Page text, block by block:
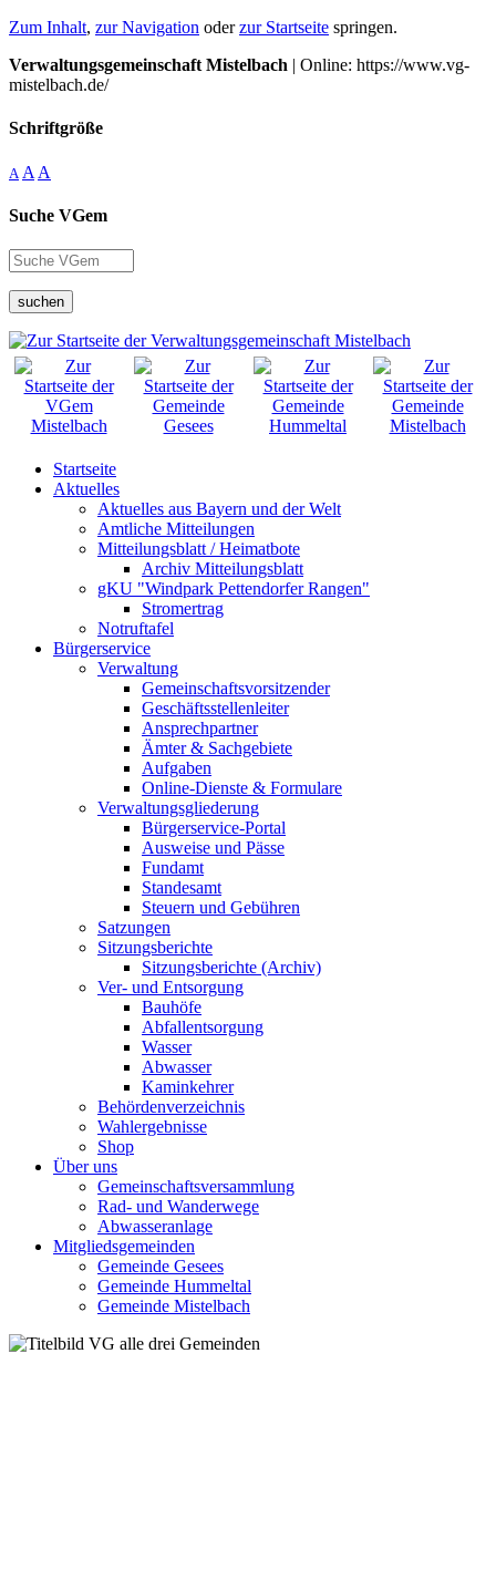
Zum Inhalt, zur Navigation oderzur Startseite springen.
Verwaltungsgemeinschaft Mistelbach | Online: https://www.vg-
mistelbach.de/
Schriftgröße
A A A
Suche VGem
suchen
Startseite
Aktuelles
Aktuelles aus Bayern und der Welt
Amtliche Mitteilungen
Mitteilungsblatt / Heimatbote
Archiv Mitteilungsblatt
gKU "Windpark Pettendorfer Rangen"
Stromertrag
Notruftafel
Bürgerservice
Verwaltung
Gemeinschaftsvorsitzender
Geschäftsstellenleiter
Ansprechpartner
Ämter & Sachgebiete
Aufgaben
Online-Dienste & Formulare
Verwaltungsgliederung
Bürgerservice-Portal
Ausweise und Pässe
Fundamt
Standesamt
Steuern und Gebühren
Satzungen
Sitzungsberichte
Sitzungsberichte (Archiv)
Ver- und Entsorgung
Bauhöfe
Abfallentsorgung
Wasser
Abwasser
Kaminkehrer
Behördenverzeichnis
Wahlergebnisse
Shop
Über uns
Gemeinschaftsversammlung
Rad- und Wanderwege
Abwasseranlage
Mitgliedsgemeinden
Gemeinde Gesees
Gemeinde Hummeltal
Gemeinde Mistelbach